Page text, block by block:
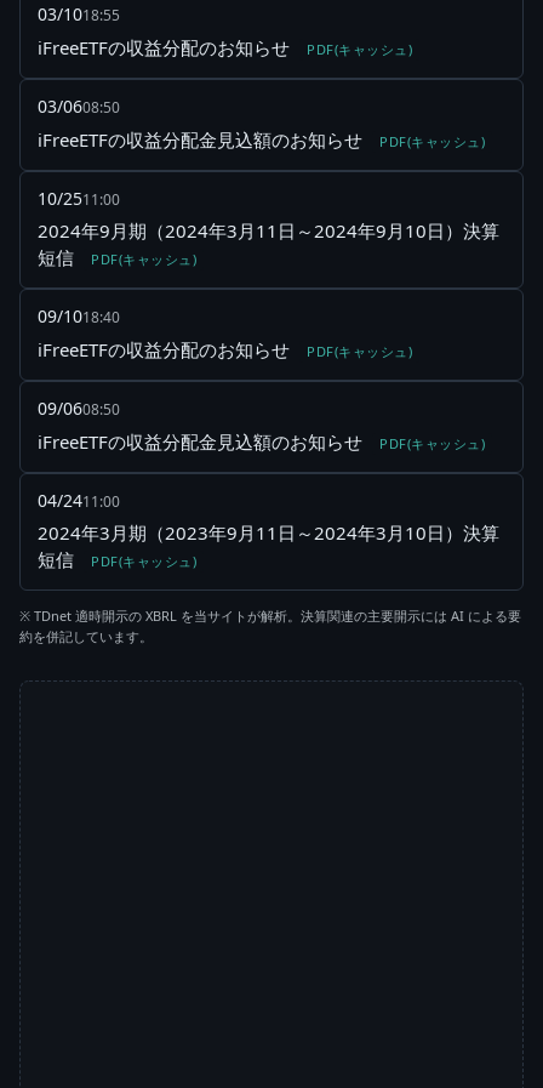
03/1018:55
iFreeETFの収益分配のお知らせ PDF(キャッシュ)
03/0608:50
iFreeETFの収益分配金見込額のお知らせ PDF(キャッシュ)
10/2511:00
2024年9月期（2024年3月11日～2024年9月10日）決算
短信
PDF(キャッシュ)
09/1018:40
iFreeETFの収益分配のお知らせ PDF(キャッシュ)
09/0608:50
iFreeETFの収益分配金見込額のお知らせ PDF(キャッシュ)
04/2411:00
2024年3月期（2023年9月11日～2024年3月10日）決算
短信
PDF(キャッシュ)
※ TDnet 適時開示の XBRL を当サイトが解析。決算関連の主要開示には AI による要
約を併記しています。